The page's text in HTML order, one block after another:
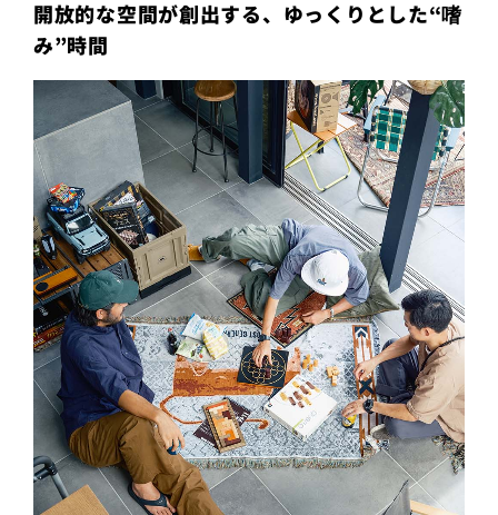
開放的な空間が創出する、ゆっくりとした“嗜
み”時間